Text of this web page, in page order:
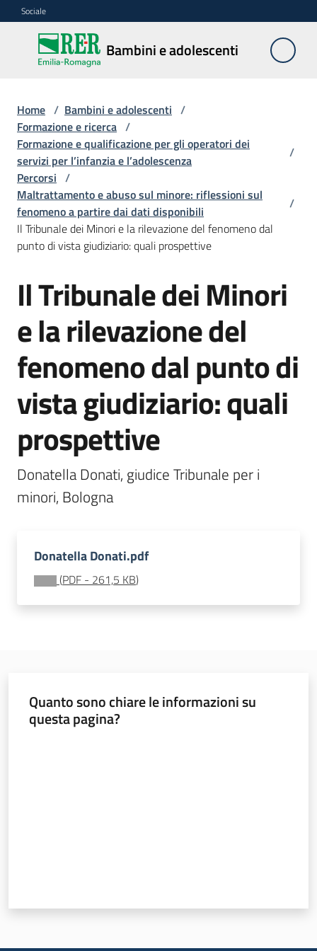
Vai al contenuto
Vai alla navigazione
Vai al footer
Sociale
Bambini e adolescenti
Bambini e
adolescenti
Accoglienza,
tutela
e
sostegno
Adolescenza
estivi
e
soggiorni
socioeducativi
Formazione
e
ricerca
Menu selezionato
Nidi
dell'infanzia
Argomenti
Novità
Home / Bambini e adolescenti /
Formazione e ricerca /
Formazione e qualificazione per gli operatori dei
servizi per l’infanzia e l’adolescenza
/
Percorsi /
Maltrattamento e abuso sul minore: riflessioni sul
fenomeno a partire dai dati disponibili
/
Il Tribunale dei Minori e la rilevazione del fenomeno dal
punto di vista giudiziario: quali prospettive
Il Tribunale dei Minori
e la rilevazione del
fenomeno dal punto di
vista giudiziario: quali
prospettive
Donatella Donati, giudice Tribunale per i
minori, Bologna
Donatella Donati.pdf
(PDF - 261,5 KB)
Quanto sono chiare le informazioni su
questa pagina?